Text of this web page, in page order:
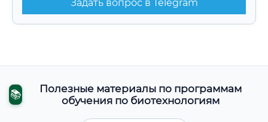
Задать вопрос в Telegram
📚
Полезные материалы по программам
обучения по биотехнологиям